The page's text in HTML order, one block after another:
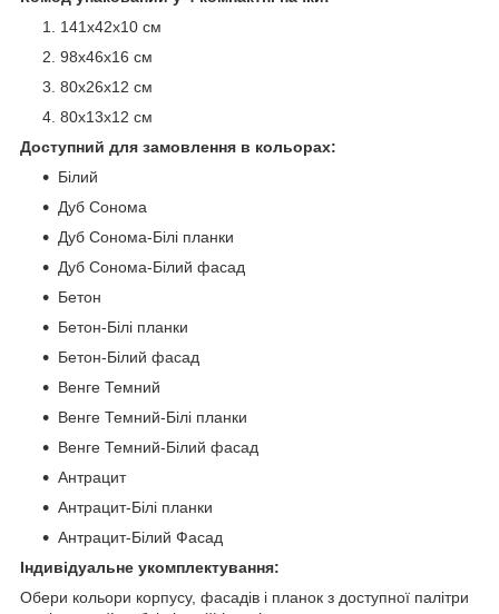
141х42х10 см
98х46х16 см
80х26х12 см
80х13х12 см
Доступний для замовлення в кольорах:
Білий
Дуб Сонома
Дуб Сонома-Білі планки
Дуб Сонома-Білий фасад
Бетон
Бетон-Білі планки
Бетон-Білий фасад
Венге Темний
Венге Темний-Білі планки
Венге Темний-Білий фасад
Антрацит
Антрацит-Білі планки
Антрацит-Білий Фасад
Індивідуальне укомплектування:
Обери кольори корпусу, фасадів і планок з доступної палітри